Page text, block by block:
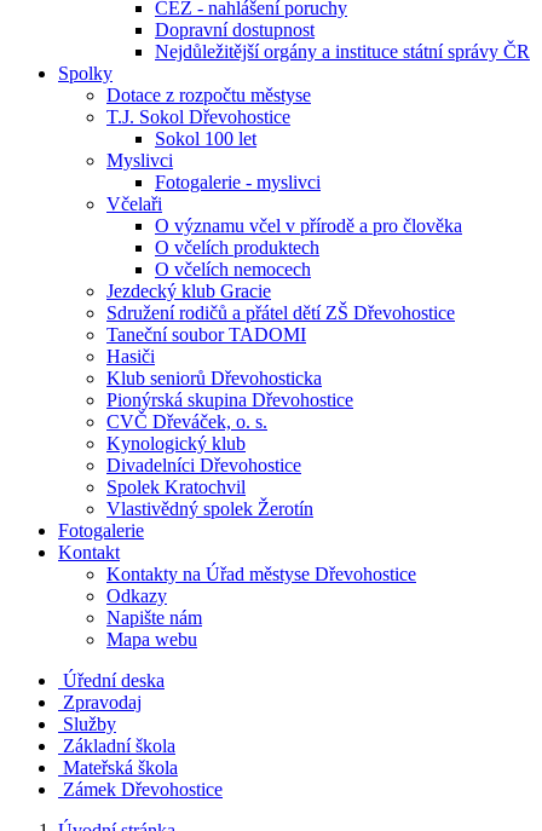
ČEZ - nahlášení poruchy
Dopravní dostupnost
Nejdůležitější orgány a instituce státní správy ČR
Spolky
Dotace z rozpočtu městyse
T.J. Sokol Dřevohostice
Sokol 100 let
Myslivci
Fotogalerie - myslivci
Včelaři
O významu včel v přírodě a pro člověka
O včelích produktech
O včelích nemocech
Jezdecký klub Gracie
Sdružení rodičů a přátel dětí ZŠ Dřevohostice
Taneční soubor TADOMI
Hasiči
Klub seniorů Dřevohosticka
Pionýrská skupina Dřevohostice
CVČ Dřeváček, o. s.
Kynologický klub
Divadelníci Dřevohostice
Spolek Kratochvil
Vlastivědný spolek Žerotín
Fotogalerie
Kontakt
Kontakty na Úřad městyse Dřevohostice
Odkazy
Napište nám
Mapa webu
Úřední deska
Zpravodaj
Služby
Základní škola
Mateřská škola
Zámek Dřevohostice